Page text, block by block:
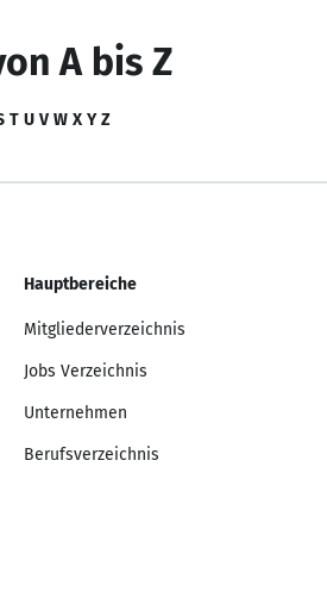
A bis Z
T U V W X Y Z
Hauptbereiche
Mitgliederverzeichnis
Jobs Verzeichnis
Unternehmen
Berufsverzeichnis